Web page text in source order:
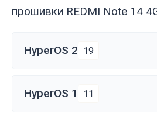
прошивки REDMI Note 14
HyperOS 2 19
HyperOS 1 11